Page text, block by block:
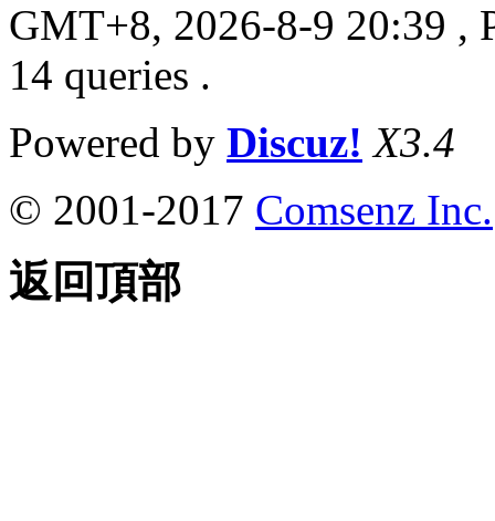
GMT+8, 2026-8-9 20:39 ,
14 queries .
Powered by Discuz! X3.4
© 2001-2017 Comsenz Inc.
返回頂部